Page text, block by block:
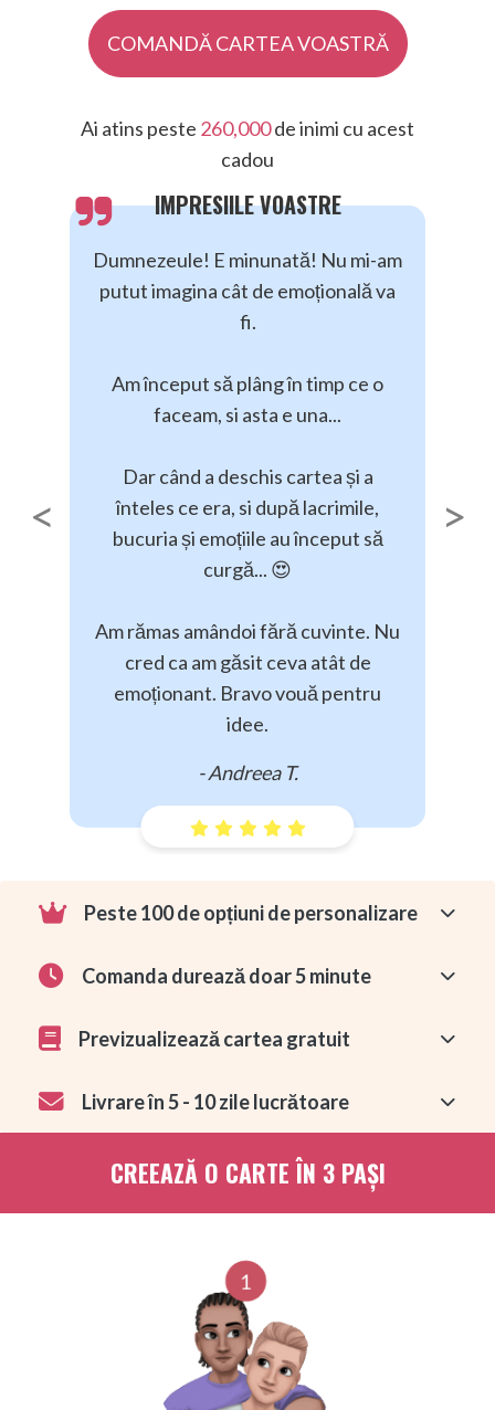
COMANDĂ CARTEA VOASTRĂ
Ai atins peste 260,000de inimi cu acest
cadou
IMPRESIILE VOASTRE
Dumnezeule! E minunată! Nu mi-am
putut imagina cât de emoțională va
Am început să plâng în timp ce o
faceam, si asta e una...
Dar când a deschis cartea și a
înteles ce era, si după lacrimile,
bucuria și emoțiile au început să
curgă... 😍
Am rămas amândoi fără cuvinte. Nu
cred ca am găsit ceva atât de
emoționant. Bravo vouă pentru
- Andreea T.
Previous
Peste 100 de opțiuni de personalizare
Comanda durează doar 5 minute
Previzualizează cartea gratuit
Livrare în 5 - 10 zile lucrătoare
CREEAZĂ O CARTE ÎN 3 PAȘI